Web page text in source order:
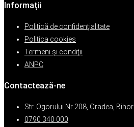
Informații
Politică de confidențialitate
Politica cookies
Termeni şi condiţii
ANPC
Contactează-ne
Str. Ogorului Nr 208, Oradea, Bihor
0790 340 000